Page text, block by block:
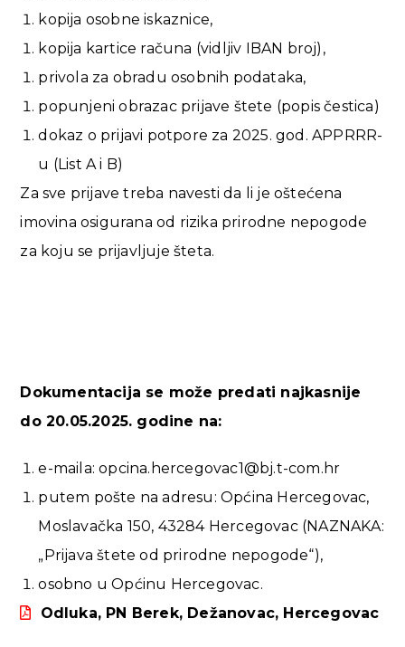
kopija osobne iskaznice,
kopija kartice računa (vidljiv IBAN broj),
privola za obradu osobnih podataka,
popunjeni obrazac prijave štete (popis čestica)
dokaz o prijavi potpore za 2025. god. APPRRR-
u (List A i B)
Za sve prijave treba navesti da li je oštećena
imovina osigurana od rizika prirodne nepogode
za koju se prijavljuje šteta.
Dokumentacija se može predati najkasnije
do 20.05.2025. godine na:
e-maila: opcina.hercegovac1@bj.t-com.hr
putem pošte na adresu: Općina Hercegovac,
Moslavačka 150, 43284 Hercegovac (NAZNAKA:
„Prijava štete od prirodne nepogode“),
osobno u Općinu Hercegovac.
Odluka, PN Berek, Dežanovac, Hercegovac